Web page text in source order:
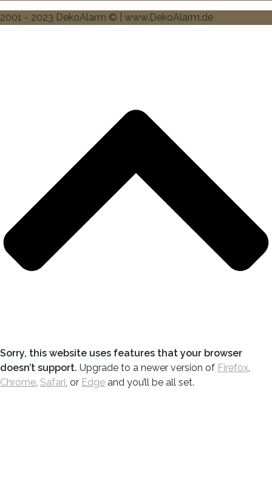
2001 - 2023 DekoAlarm © | www.DekoAlarm.de
Sorry, this website uses features that your browser
doesn’t support. Upgrade to a newer version of Firefox,
Chrome, Safari, or Edge and you’ll be all set.